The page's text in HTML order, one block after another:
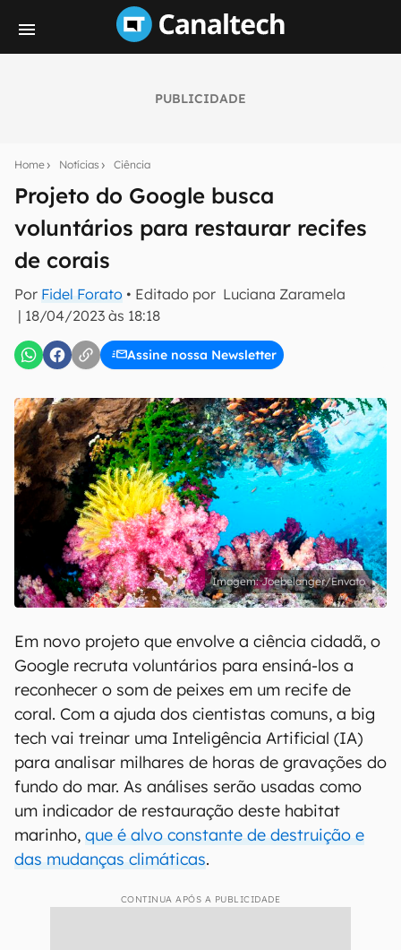
PUBLICIDADE
Home Notícias Ciência
Projeto do Google busca
voluntários para restaurar recifes
de corais
Por Fidel Forato • Editado por Luciana Zaramela
| 18/04/2023 às 18:18
Assine nossa Newsletter
notícias e reviews sobre tecnologia em primeira
mão.
E-mail
inscreva-se
Confirmo que li, aceito e concordo com os Termos de
Uso e Política de Privacidade do Canaltech.
Joebelanger/Envato
Em novo projeto que envolve a ciência cidadã, o
Google recruta voluntários para ensiná-los a
reconhecer o som de peixes em um recife de
coral. Com a ajuda dos cientistas comuns, a big
tech vai treinar uma Inteligência Artificial (IA)
para analisar milhares de horas de gravações do
fundo do mar. As análises serão usadas como
um indicador de restauração deste habitat
marinho, que é alvo constante de destruição e
das mudanças climáticas.
CONTINUA APÓS A PUBLICIDADE